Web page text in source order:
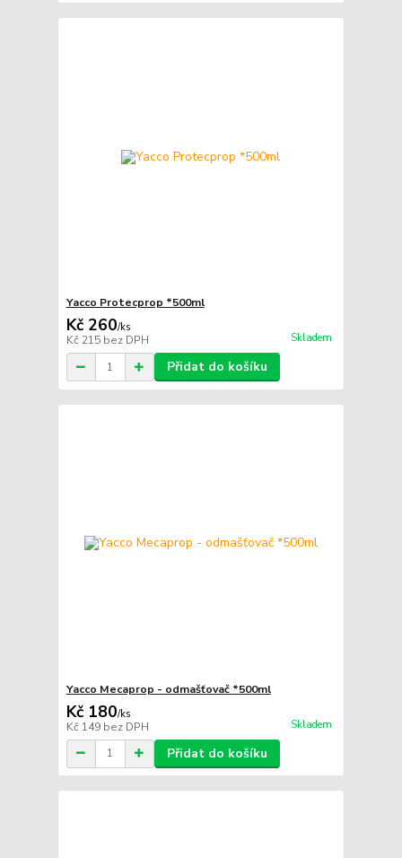
Yacco Protecprop *500ml
Kč 260/ks
Kč 215 bez DPH Skladem
Přidat do košíku
Yacco Mecaprop - odmašťovač *500ml
Kč 180/ks
Kč 149 bez DPH Skladem
Přidat do košíku